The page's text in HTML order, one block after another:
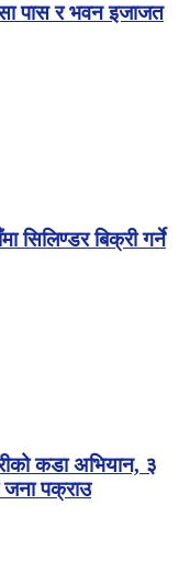
पास र भवन इजाजत
सिलिण्डर बिक्री गर्ने
कडा अभियान, ३
जना पक्राउ